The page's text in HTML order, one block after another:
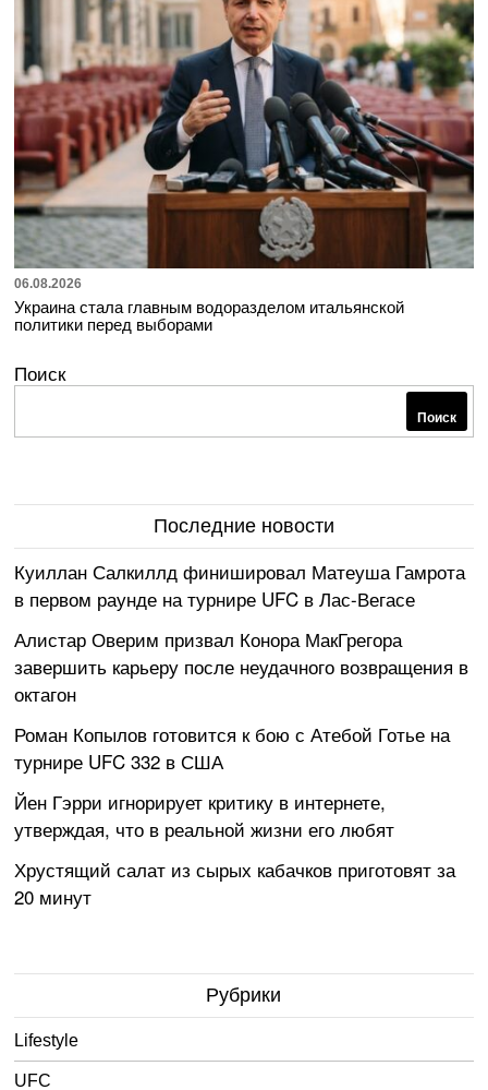
06.08.2026
Украина стала главным водоразделом итальянской
политики перед выборами
Поиск
Поиск
Последние новости
Куиллан Салкиллд финишировал Матеуша Гамрота
в первом раунде на турнире UFC в Лас-Вегасе
Алистар Оверим призвал Конора МакГрегора
завершить карьеру после неудачного возвращения в
октагон
Роман Копылов готовится к бою с Атебой Готье на
турнире UFC 332 в США
Йен Гэрри игнорирует критику в интернете,
утверждая, что в реальной жизни его любят
Хрустящий салат из сырых кабачков приготовят за
20 минут
Рубрики
Lifestyle
UFC